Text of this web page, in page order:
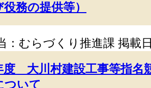
務の提供等）
：むらづくり推進課 掲載
度 大川村建設工事等指名
ついて